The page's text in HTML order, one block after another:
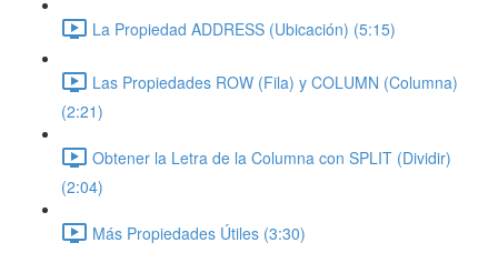
La Propiedad ADDRESS (Ubicación) (5:15)
Las Propiedades ROW (Fila) y COLUMN (Columna)
(2:21)
Obtener la Letra de la Columna con SPLIT (Dividir)
(2:04)
Más Propiedades Útiles (3:30)